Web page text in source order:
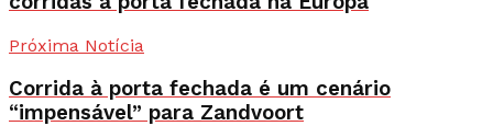
Próxima Notícia
Corrida à porta fechada é um cenário
“impensável” para Zandvoort